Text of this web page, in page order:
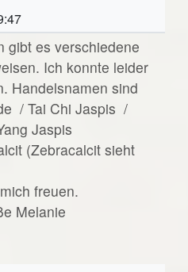
gibt es verschiedene
Ich konnte leider
Handelsnamen sind
/ Tai Chi Jaspis /
Jaspis
(Zebracalcit sieht
freuen.
Melanie